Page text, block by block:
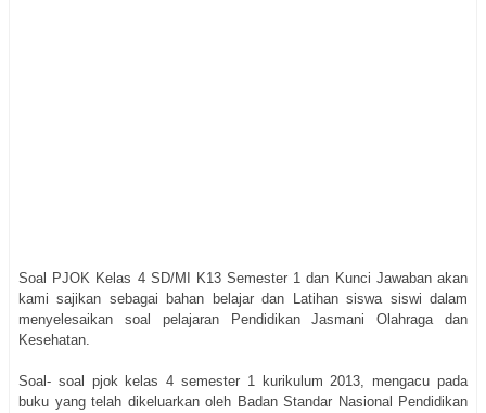
Soal PJOK Kelas 4 SD/MI K13 Semester 1 dan Kunci Jawaban akan
kami sajikan sebagai bahan belajar dan Latihan siswa siswi dalam
menyelesaikan soal pelajaran Pendidikan Jasmani Olahraga dan
Kesehatan.
Soal- soal pjok kelas 4 semester 1 kurikulum 2013, mengacu pada
buku yang telah dikeluarkan oleh Badan Standar Nasional Pendidikan